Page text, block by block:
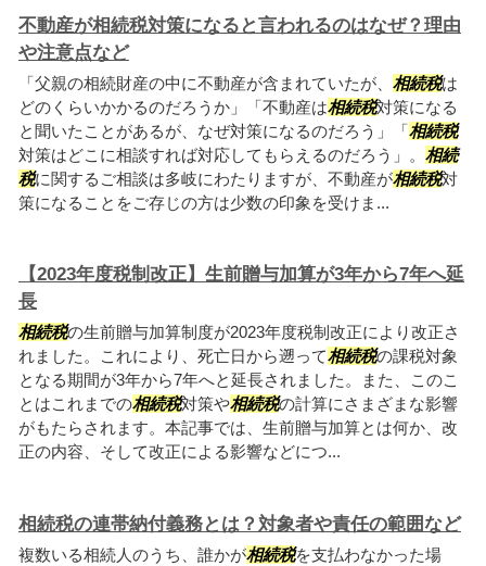
不動産が相続税対策になると言われるのはなぜ？理由
や注意点など
「父親の相続財産の中に不動産が含まれていたが、 相続税は
どのくらいかかるのだろうか」「不動産は相続税対策になる
と聞いたことがあるが、なぜ対策になるのだろう」「相続税
対策はどこに相談すれば対応してもらえるのだろう」。 相続
税に関するご相談は多岐にわたりますが、不動産が相続税対
策になることをご存じの方は少数の印象を受けま...
【2023年度税制改正】生前贈与加算が3年から7年へ延
長
相続税の生前贈与加算制度が2023年度税制改正により改正さ
れました。これにより、死亡日から遡って相続税の課税対象
となる期間が3年から7年へと延長されました。また、このこ
とはこれまでの相続税対策や相続税の計算にさまざまな影響
がもたらされます。本記事では、生前贈与加算とは何か、改
正の内容、そして改正による影響などにつ...
相続税の連帯納付義務とは？対象者や責任の範囲など
複数いる相続人のうち、誰かが相続税を支払わなかった場